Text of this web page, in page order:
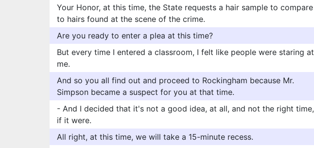
Your Honor, at this time, the State requests a hair sample to compare
to hairs found at the scene of the crime.
Are you ready to enter a plea at this time?
But every time I entered a classroom, I felt like people were staring at
me.
And so you all find out and proceed to Rockingham because Mr.
Simpson became a suspect for you at that time.
- And I decided that it's not a good idea, at all, and not the right time,
if it were.
All right, at this time, we will take a 15-minute recess.